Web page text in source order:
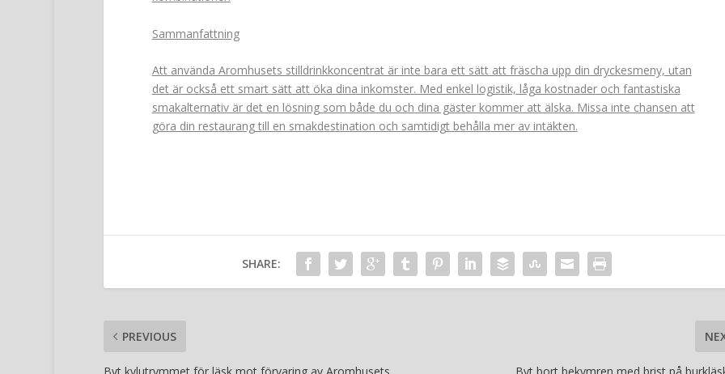
Sammanfattning
Att använda Aromhusets stilldrinkkoncentrat är inte bara ett sätt att fräscha upp din dryckesmeny, utan
det är också ett smart sätt att öka dina inkomster. Med enkel logistik, låga kostnader och fantastiska
smakalternativ är det en lösning som både du och dina gäster kommer att älska. Missa inte chansen att
göra din restaurang till en smakdestination och samtidigt behålla mer av intäkten.
SHARE:
PREVIOUS
Byt kylutrymmet för läsk mot förvaring av Aromhusets
Byt bort bekymren med brist på